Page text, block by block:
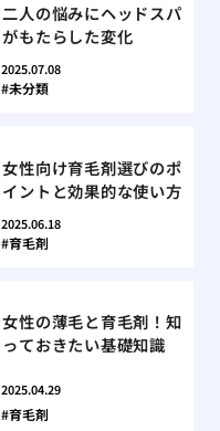
二人の悩みにヘッドスパ
がもたらした変化
2025.07.08
未分類
女性向け育毛剤選びのポ
イントと効果的な使い方
2025.06.18
育毛剤
女性の薄毛と育毛剤！知
っておきたい基礎知識
2025.04.29
育毛剤